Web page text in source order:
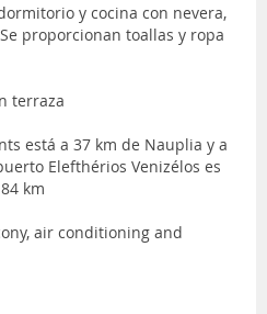
y cocina con nevera,
proporcionan toallas y ropa
terraza
está a 37 km de Nauplia y a
Elefthérios Venizélos es
km
air conditioning and